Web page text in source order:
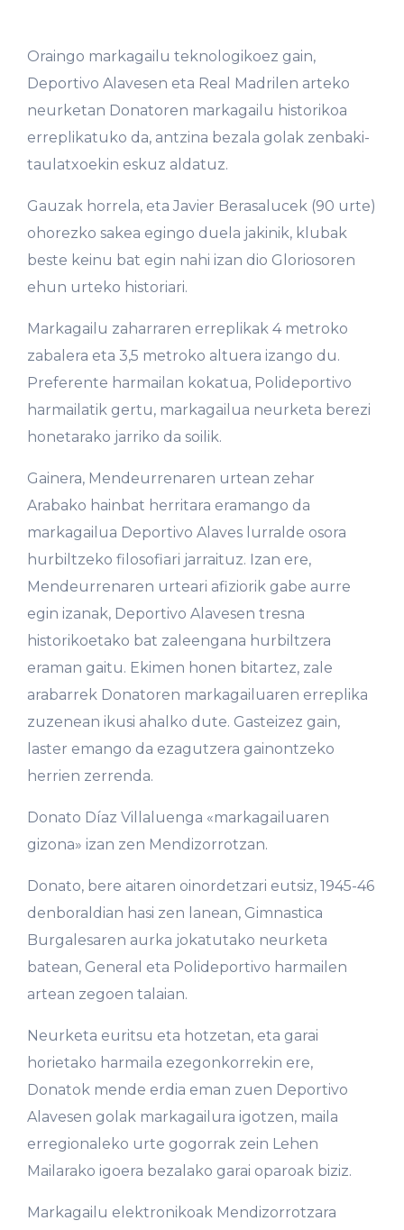
Oraingo markagailu teknologikoez gain,
Deportivo Alavesen eta Real Madrilen arteko
neurketan Donatoren markagailu historikoa
erreplikatuko da, antzina bezala golak zenbaki-
taulatxoekin eskuz aldatuz.
Gauzak horrela, eta Javier Berasalucek (90 urte)
ohorezko sakea egingo duela jakinik, klubak
beste keinu bat egin nahi izan dio Gloriosoren
ehun urteko historiari.
Markagailu zaharraren erreplikak 4 metroko
zabalera eta 3,5 metroko altuera izango du.
Preferente harmailan kokatua, Polideportivo
harmailatik gertu, markagailua neurketa berezi
honetarako jarriko da soilik.
Gainera, Mendeurrenaren urtean zehar
Arabako hainbat herritara eramango da
markagailua Deportivo Alaves lurralde osora
hurbiltzeko filosofiari jarraituz. Izan ere,
Mendeurrenaren urteari afiziorik gabe aurre
egin izanak, Deportivo Alavesen tresna
historikoetako bat zaleengana hurbiltzera
eraman gaitu. Ekimen honen bitartez, zale
arabarrek Donatoren markagailuaren erreplika
zuzenean ikusi ahalko dute. Gasteizez gain,
laster emango da ezagutzera gainontzeko
herrien zerrenda.
Donato Díaz Villaluenga «markagailuaren
gizona» izan zen Mendizorrotzan.
Donato, bere aitaren oinordetzari eutsiz, 1945-46
denboraldian hasi zen lanean, Gimnastica
Burgalesaren aurka jokatutako neurketa
batean, General eta Polideportivo harmailen
artean zegoen talaian.
Neurketa euritsu eta hotzetan, eta garai
horietako harmaila ezegonkorrekin ere,
Donatok mende erdia eman zuen Deportivo
Alavesen golak markagailura igotzen, maila
erregionaleko urte gogorrak zein Lehen
Mailarako igoera bezalako garai oparoak biziz.
Markagailu elektronikoak Mendizorrotzara